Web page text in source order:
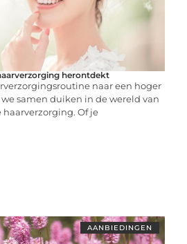
herontdekt
naar een hoger
samen duiken in de wereld van
Of je
AANBIEDINGEN